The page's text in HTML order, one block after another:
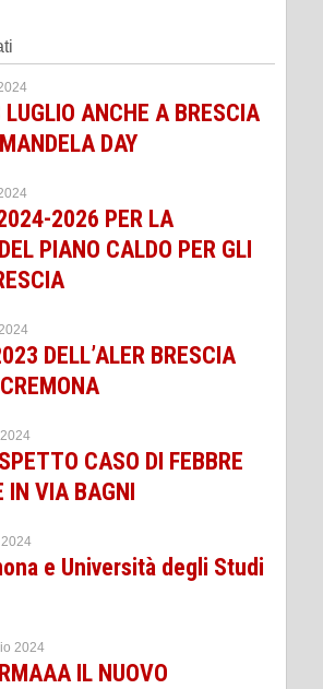
ANCHE A BRESCIA
DAY
2026 PER LA
PIANO CALDO PER GLI
DELL’ALER BRESCIA
CASO DI FEBBRE
IN VIA BAGNI
e Università degli Studi
2024
IL NUOVO